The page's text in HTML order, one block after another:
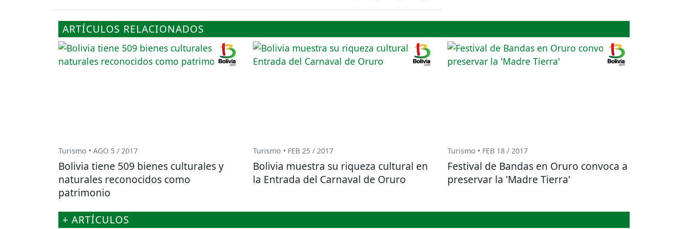
ARTÍCULOS RELACIONADOS
Turismo • AGO 5 / 2017
Bolivia tiene 509 bienes culturales y
naturales reconocidos como
patrimonio
Turismo • FEB 25 / 2017
Bolivia muestra su riqueza cultural en
la Entrada del Carnaval de Oruro
Turismo • FEB 18 / 2017
Festival de Bandas en Oruro convoca a
preservar la 'Madre Tierra'
+ ARTÍCULOS